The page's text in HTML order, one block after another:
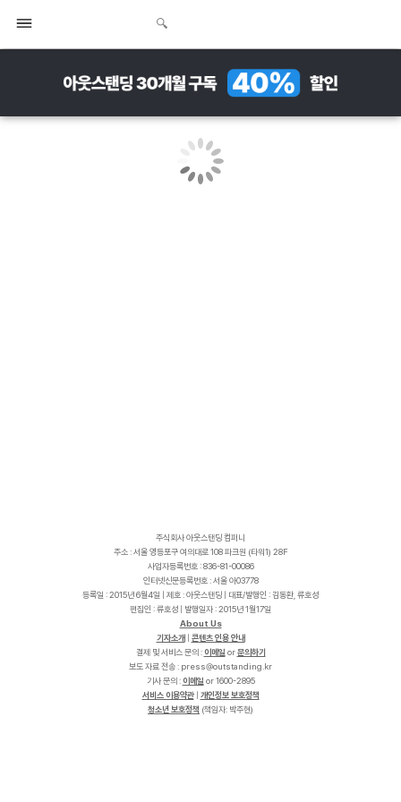
주식회사 아웃스탠딩 컴퍼니
주소 : 서울 영등포구 여의대로 108 파크원 (타워1) 28F
사업자등록번호 : 836-81-00086
인터넷신문등록번호 : 서울 아03778
등록일 : 2015년 6월4일 | 제호 : 아웃스탠딩 | 대표/발행인 : 김동환, 류호성
편집인 : 류호성 | 발행일자 : 2015년 1월17일
About Us
기자소개
콘텐츠 인용 안내
결제 및 서비스 문의 : 이메일 or문의하기
보도 자료 전송 :
r
k
.
g
n
i
d
n
a
t
s
t
u
o
@
s
s
e
r
p
기사 문의 : 이메일 or 1600-2895
서비스 이용약관| 개인정보 보호정책
청소년 보호정책 (책임자: 박주현)